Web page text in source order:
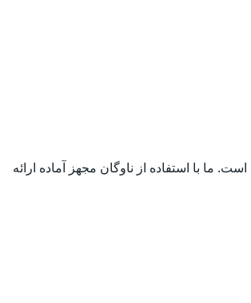
ما با استفاده از ناوگان مجهز آماده ارائه